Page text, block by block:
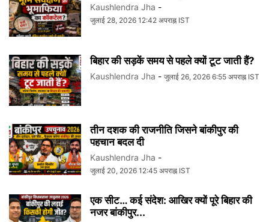
Kaushlendra Jha -
जुलाई 28, 2026 12:42 अपराह्न IST
बिहार की सड़कें समय से पहले क्यों टूट जाती हैं?
Kaushlendra Jha - जुलाई 26, 2026 6:55 अपराह्न IST
तीन दशक की राजनीति जिसने बांकीपुर की
पहचान बदल दी
Kaushlendra Jha -
जुलाई 20, 2026 12:45 अपराह्न IST
एक सीट… कई संदेश: आखिर क्यों पूरे बिहार की
नजर बांकीपुर...